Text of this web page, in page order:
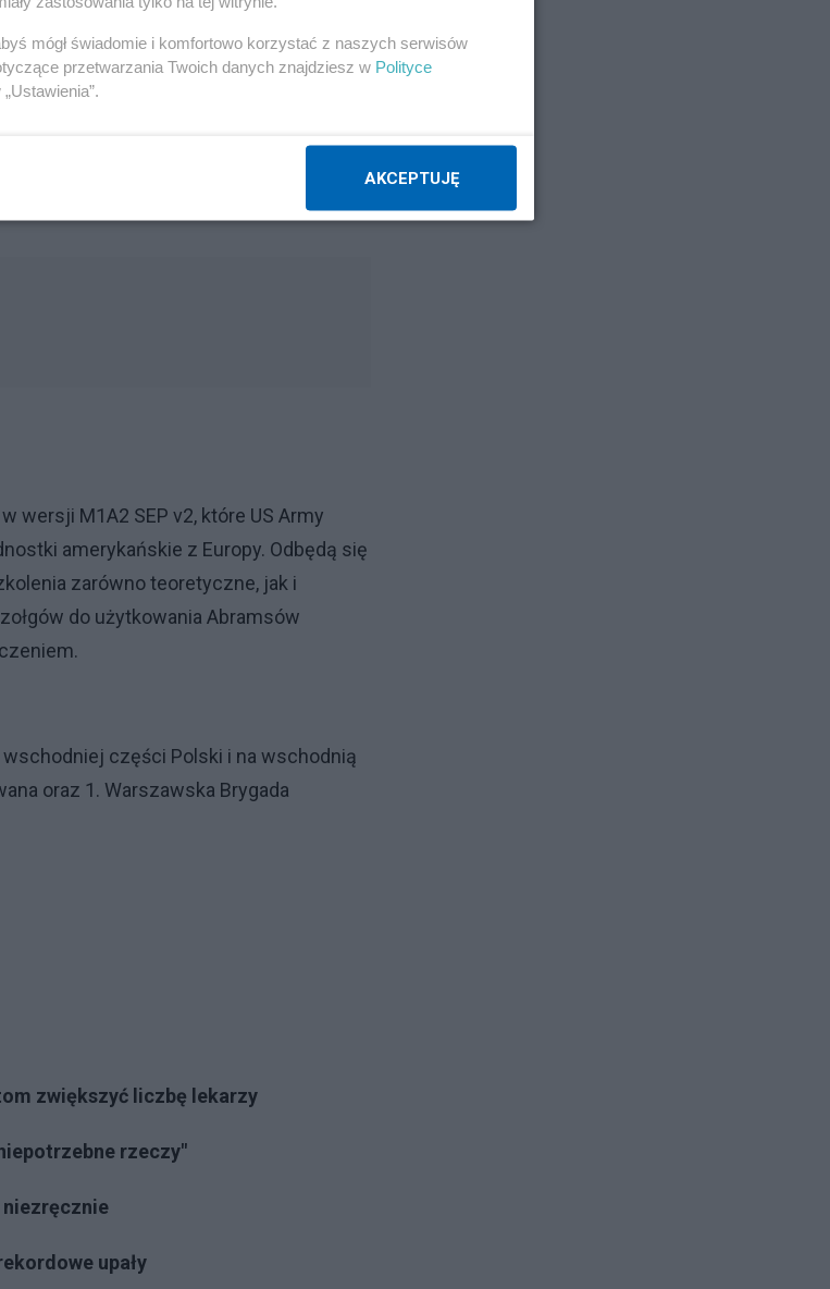
wersji M1A2 SEP v2, które US Army
amerykańskie z Europy. Odbędą się
zarówno teoretyczne, jak i
do użytkowania Abramsów
części Polski i na wschodnią
oraz 1. Warszawska Brygada
zwiększyć liczbę lekarzy
rzeczy"
niezręcznie
upały
mógł świadomie i komfortowo korzystać z naszych serwisów
przetwarzania Twoich danych znajdziesz w Polityce
AKCEPTUJĘ